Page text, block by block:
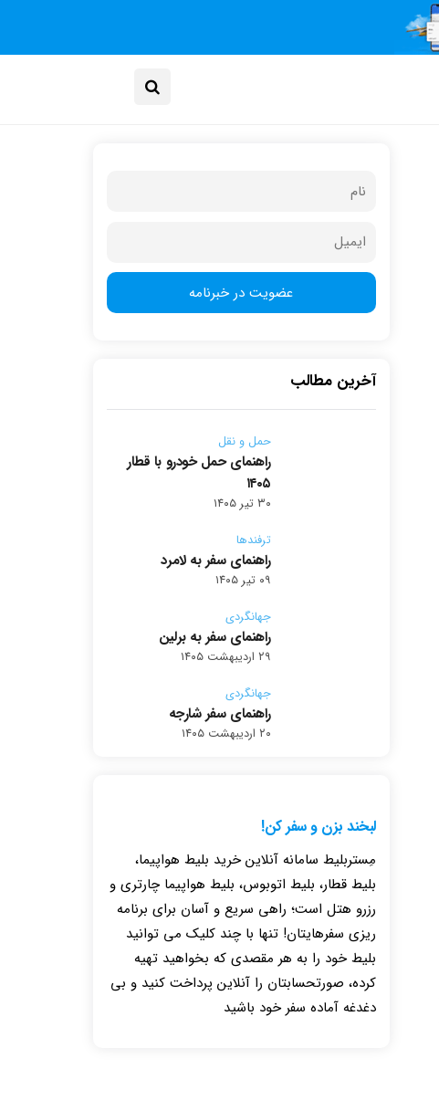
آخرین مطالب
حمل و نقل
راهنمای حمل خودرو با قطار
۱۴۰۵
۳۰ تیر ۱۴۰۵
ترفندها
راهنمای سفر به لامرد
۰۹ تیر ۱۴۰۵
جهانگردی
راهنمای سفر به برلین
۲۹ اردیبهشت ۱۴۰۵
جهانگردی
راهنمای سفر شارجه
۲۰ اردیبهشت ۱۴۰۵
لبخند بزن و سفر کن!
مِستربلیط سامانه آنلاین خرید بلیط هواپیما،
بلیط قطار، بلیط اتوبوس، بلیط هواپیما چارتری و
رزرو هتل است؛ راهی سریع و آسان برای برنامه
ریزی سفرهایتان! تنها با چند کلیک می توانید
بلیط خود را به هر مقصدی که بخواهید تهیه
کرده، صورتحسابتان را آنلاین پرداخت کنید و بی
دغدغه آماده سفر خود باشید